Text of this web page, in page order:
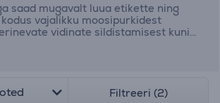
saad mugavalt luua etikette ning
vajalikku moosipurkidest
vidinate sildistamisest kuni
Brotheri
saad lasta fantaasial lennata!
Filtreeri (2)